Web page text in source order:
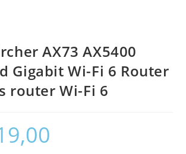
AX73 AX5400
Gigabit Wi-Fi 6 Router
router Wi-Fi 6